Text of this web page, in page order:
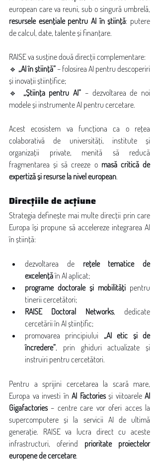
resursele esențiale pentru AI în știință: putere
de calcul, date, talente și finanțare.
RAISE va susține două direcții complementare:
🔹 „AI în știință” – folosirea AI pentru descoperiri
și inovații științifice;
🔹 „Știința pentru AI” – dezvoltarea de noi
modele și instrumente AI pentru cercetare.
Acest ecosistem va funcționa ca o rețea
colaborativă de universități, institute și
organizații private, menită să reducă
fragmentarea și să creeze o masă critică de
expertiză și resurse la nivel european.
Direcțiile de acțiune
Strategia definește mai multe direcții prin care
Europa își propune să accelereze integrarea AI
în știință:
dezvoltarea de rețele tematice de
excelență în AI aplicat;
programe doctorale și mobilități pentru
tinerii cercetători;
RAISE Doctoral Networks, dedicate
cercetării în AI științific;
promovarea principiului „AI etic și de
încredere”, prin ghiduri actualizate și
instruiri pentru cercetători.
Pentru a sprijini cercetarea la scară mare,
Europa va investi în AI Factories și viitoarele AI
Gigafactories – centre care vor oferi acces la
supercomputere și la servicii AI de ultimă
generație. RAISE va lucra direct cu aceste
infrastructuri, oferind prioritate proiectelor
europene de cercetare.